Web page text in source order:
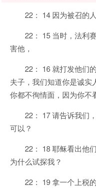
22： 14 因为被召的
22： 15 当时，法利
害他，
22： 16 就打发他们
夫子，我们知道你是诚实
你都不徇情面，因为你不
22： 17 请告诉我们
可以？
22： 18 耶稣看出他
为什么试探我？
22： 19 拿一个上税